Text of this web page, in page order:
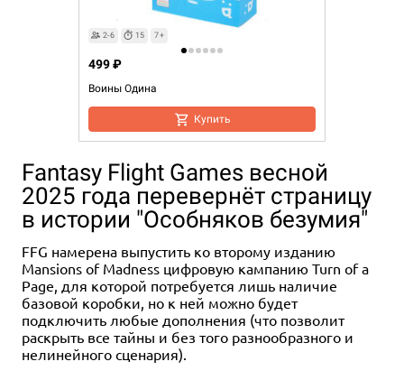
2-6 15 7+
Воины Одина
499 ₽
Купить
Fantasy Flight Games весной
2025 года перевернёт страницу
в истории "Особняков безумия"
FFG намерена выпустить ко второму изданию
Mansions of Madness цифровую кампанию Turn of a
Page, для которой потребуется лишь наличие
базовой коробки, но к ней можно будет
подключить любые дополнения (что позволит
раскрыть все тайны и без того разнообразного и
нелинейного сценария).